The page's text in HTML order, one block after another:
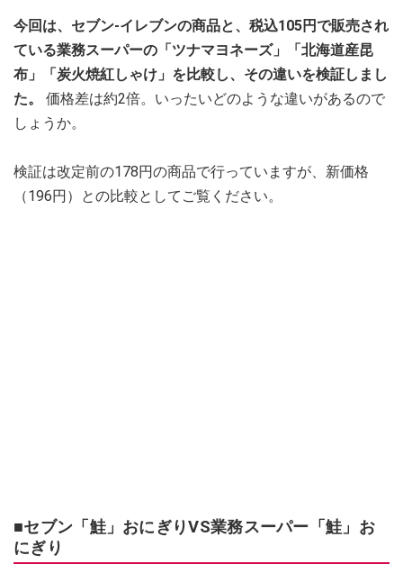
今回は、セブン‐イレブンの商品と、税込105円で販売され
ている業務スーパーの「ツナマヨネーズ」「北海道産昆
布」「炭火焼紅しゃけ」を比較し、その違いを検証しまし
た。 価格差は約2倍。いったいどのような違いがあるので
しょうか。
検証は改定前の178円の商品で行っていますが、新価格
（196円）との比較としてご覧ください。
■セブン「鮭」おにぎりVS業務スーパー「鮭」お
にぎり